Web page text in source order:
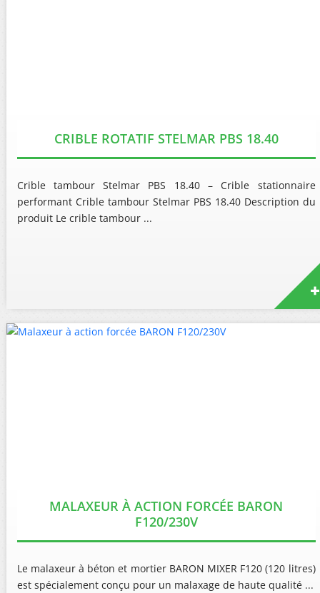
CRIBLE ROTATIF STELMAR PBS 18.40
Crible tambour Stelmar PBS 18.40 – Crible stationnaire
performant Crible tambour Stelmar PBS 18.40 Description du
produit Le crible tambour ...
MALAXEUR À ACTION FORCÉE BARON
F120/230V
Le malaxeur à béton et mortier BARON MIXER F120 (120 litres)
est spécialement conçu pour un malaxage de haute qualité ...